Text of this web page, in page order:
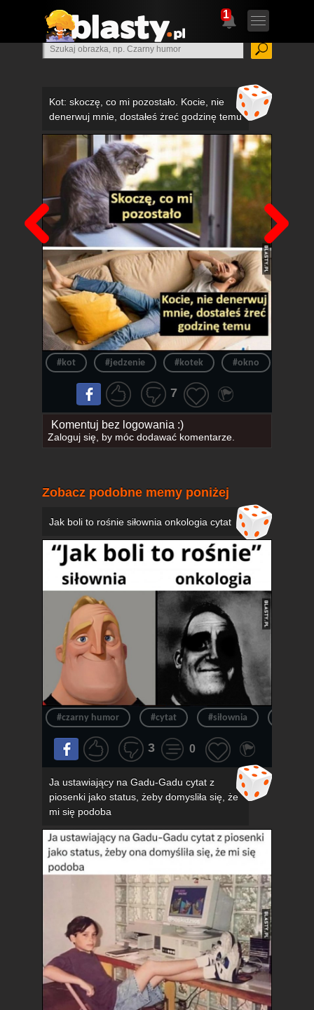
1
Kot: skoczę, co mi pozostało. Kocie, nie
denerwuj mnie, dostałeś żreć godzinę temu
Poprzedni
#kot #jedzenie #kotek #okno
7
Komentuj bez logowania :)
Zaloguj się, by móc dodawać komentarze.
Zobacz podobne memy poniżej
Jak boli to rośnie siłownia onkologia cytat
#czarny humor #cytat #siłownia
3 0
Ja ustawiający na Gadu-Gadu cytat z
piosenki jako status, żeby domysliła się, że
mi się podoba